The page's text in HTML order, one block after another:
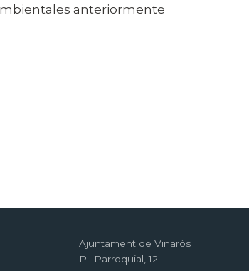
anteriormente
Ajuntament de Vinaròs
Pl. Parroquial, 12